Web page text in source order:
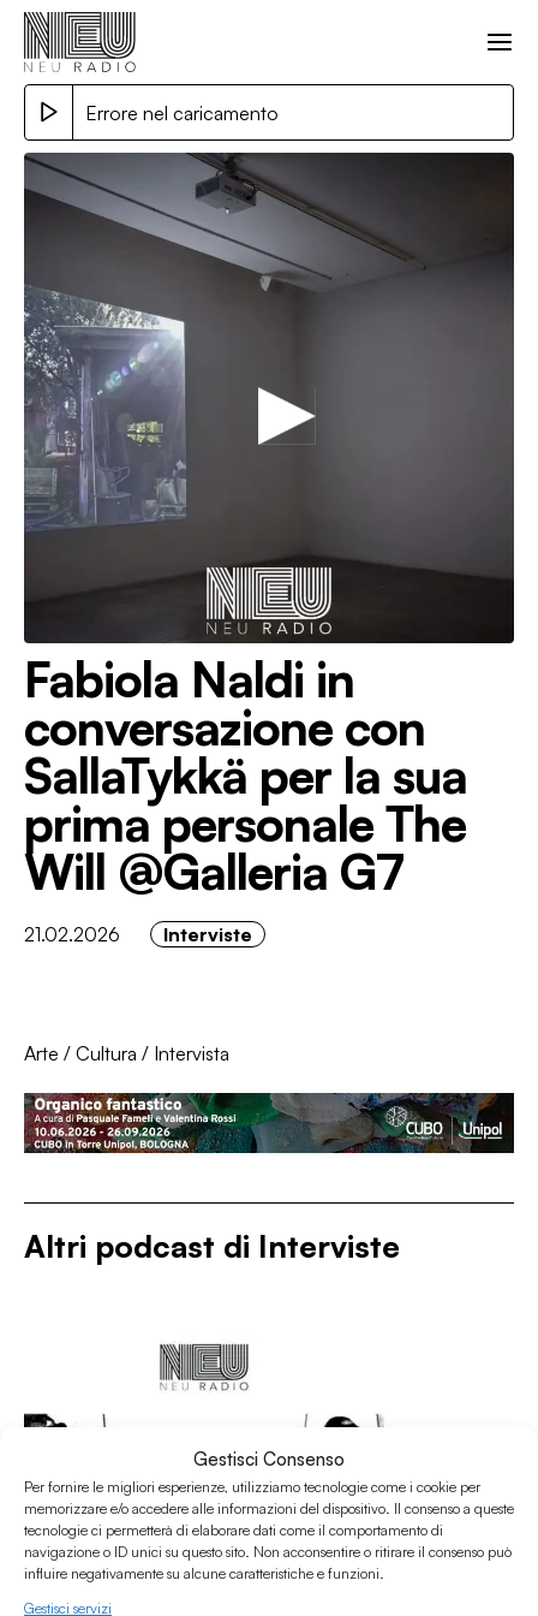
Gestisci Consenso
Per fornire le migliori esperienze, utilizziamo tecnologie come i cookie per
memorizzare e/o accedere alle informazioni del dispositivo. Il consenso a queste
tecnologie ci permetterà di elaborare dati come il comportamento di
navigazione o ID unici su questo sito. Non acconsentire o ritirare il consenso può
influire negativamente su alcune caratteristiche e funzioni.
Gestisci servizi
Errore nel caricamento
Fabiola Naldi in
conversazione con
SallaTykkä per la sua
prima personale The
Will @Galleria G7
21.02.2026 Interviste
Arte / Cultura / Intervista
Altri podcast di Interviste